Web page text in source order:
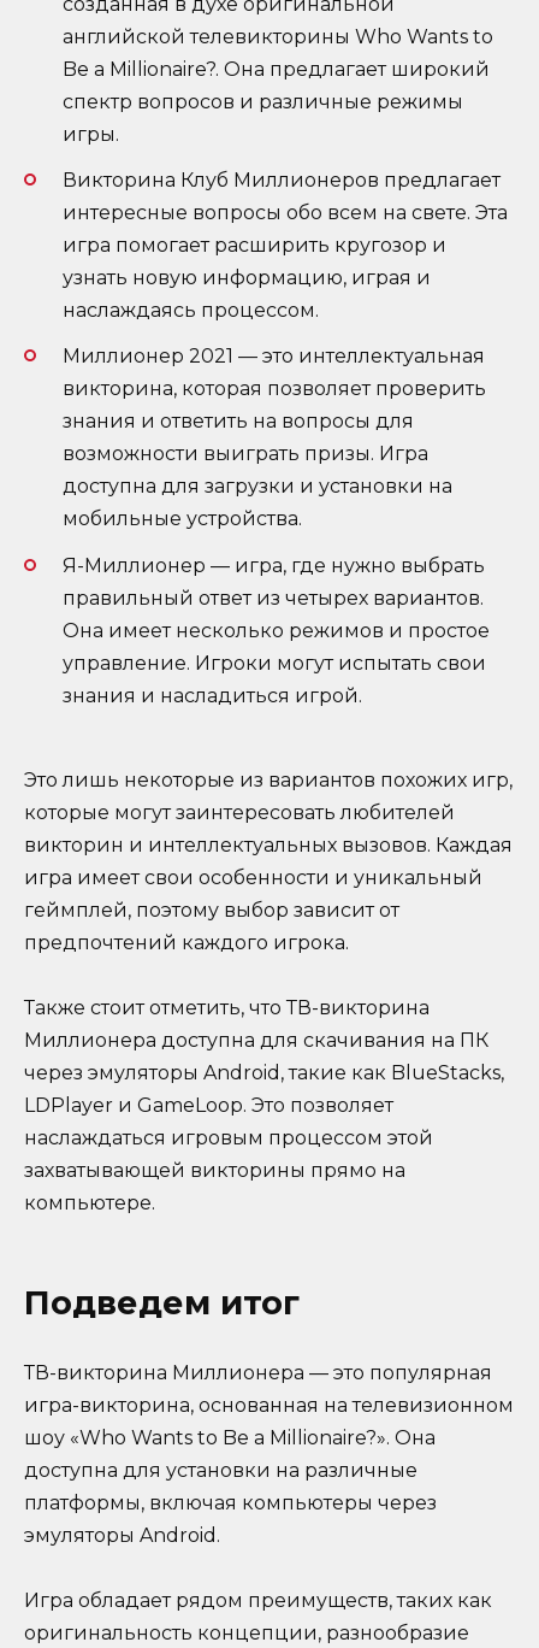
английской телевикторины Who Wants to
Be a Millionaire?. Она предлагает широкий
спектр вопросов и различные режимы
игры.
Викторина Клуб Миллионеров предлагает
интересные вопросы обо всем на свете. Эта
игра помогает расширить кругозор и
узнать новую информацию, играя и
наслаждаясь процессом.
Миллионер 2021 — это интеллектуальная
викторина, которая позволяет проверить
знания и ответить на вопросы для
возможности выиграть призы. Игра
доступна для загрузки и установки на
мобильные устройства.
Я-Миллионер — игра, где нужно выбрать
правильный ответ из четырех вариантов.
Она имеет несколько режимов и простое
управление. Игроки могут испытать свои
знания и насладиться игрой.
Это лишь некоторые из вариантов похожих игр,
которые могут заинтересовать любителей
викторин и интеллектуальных вызовов. Каждая
игра имеет свои особенности и уникальный
геймплей, поэтому выбор зависит от
предпочтений каждого игрока.
Также стоит отметить, что ТВ-викторина
Миллионера доступна для скачивания на ПК
через эмуляторы Android, такие как BlueStacks,
LDPlayer и GameLoop. Это позволяет
наслаждаться игровым процессом этой
захватывающей викторины прямо на
компьютере.
Подведем итог
ТВ-викторина Миллионера — это популярная
игра-викторина, основанная на телевизионном
шоу «Who Wants to Be a Millionaire?». Она
доступна для установки на различные
платформы, включая компьютеры через
эмуляторы Android.
Игра обладает рядом преимуществ, таких как
оригинальность концепции, разнообразие